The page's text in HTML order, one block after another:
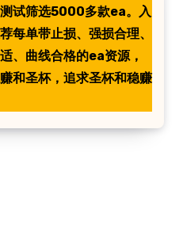
试筛选5000多款ea。入
每单带止损、强损合理、
、曲线合格的ea资源，
和圣杯，追求圣杯和稳赚